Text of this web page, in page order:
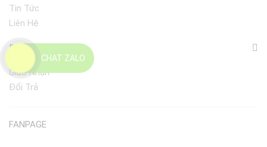
CHAT ZALO
Tin Tức
Liên Hệ
Điều Khoản
Giao Nhận
Đổi Trả
FANPAGE